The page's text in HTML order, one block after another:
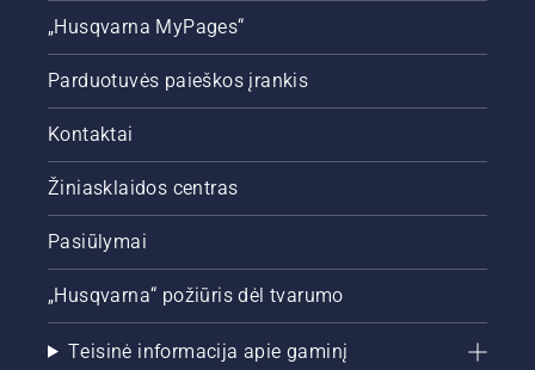
„Husqvarna MyPages“
Parduotuvės paieškos įrankis
Kontaktai
Žiniasklaidos centras
Pasiūlymai
„Husqvarna“ požiūris dėl tvarumo
Teisinė informacija apie gaminį